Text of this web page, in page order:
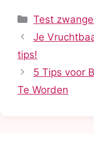
Categorieën
Test
Je
tips!
5 Tips voor
Te Worden